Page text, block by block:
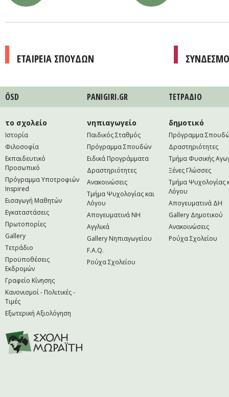
ΕΤΑΙΡΕΙΑ ΣΠΟΥΔΩΝ
ÖSD PANIGIRI.GR ΤΕΤΡAΔΙΟ
το σχολείο
Ιστορία
Φιλοσοφία
Εκπαιδευτικό
Προσωπικό
Πρόγραμμα Υποτροφιών
Inspired
Εισαγωγή Μαθητών
Εγκαταστάσεις
Πρωτοπορίες
Gallery
Τετράδιο
Προϋποθέσεις
Εκδρομών
Γραφείο Κίνησης
Κανονισμοί - Πολιτικές -
Τιμές
Εξωτερική Αξιολόγηση
νηπιαγωγείο
Παιδικός Σταθμός
Πρόγραμμα Σπουδών
Ειδικά Προγράμματα
Δραστηριότητες
Ανακοινώσεις
Τμήμα Ψυχολογίας και
Λόγου
Απογευματινά NH
Αγγλικά
Gallery Νηπιαγωγείου
F.A.Q.
Ρούχα Σχολείου
δημοτικό
Πρόγραμμα
Δραστηριότητες
Τμήμα Φυσικής
Ξένες Γλώσσες
Τμήμα Ψυχολογίας
Λόγου
Απογευματινά ΔΗ
Gallery Δημοτικού
Ανακοινώσεις
Ρούχα Σχολείου